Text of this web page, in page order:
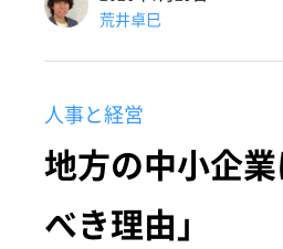
荒井卓巳
人事と経営
地方の中小企
べき理由」